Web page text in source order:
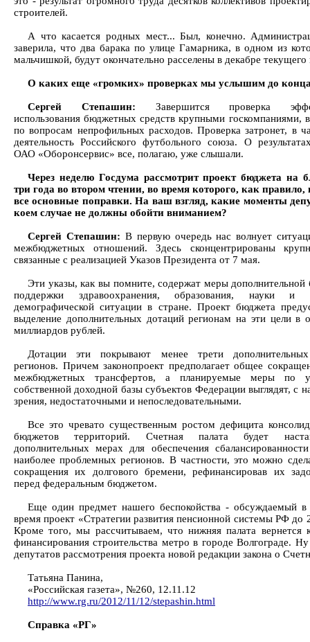
строителей.
А что касается родных мест... Был, конечно.
заверила, что два барака по улице Гамарника, в одном из
мальчишкой, будут окончательно расселены в декабре текущего
О каких еще «громких» проверках мы услышим до
Сергей Степашин: Завершится проверка
использования бюджетных средств крупными госкомпаниями,
по вопросам непрофильных расходов. Проверка затронет, в
деятельность Российского футбольного союза. О
ОАО «Оборонсервис» все, полагаю, уже слышали.
Через неделю Госдума рассмотрит проект бюджета на
три года во втором чтении, во время которого, как правило,
все основные поправки. На ваш взгляд, какие моменты
коем случае не должны обойти вниманием?
Сергей Степашин: В первую очередь нас волнует
межбюджетных отношений. Здесь сконцентрированы
связанные с реализацией Указов Президента от 7 мая.
Эти указы, как вы помните, содержат меры
поддержки здравоохранения, образования, науки и
демографической ситуации в стране. Проект бюджета
выделение дополнительных дотаций регионам на эти цели в
миллиардов рублей.
Дотации эти покрывают менее трети
регионов. Причем законопроект предполагает общее
межбюджетных трансфертов, а планируемые меры по
собственной доходной базы субъектов Федерации выглядят, с
зрения, недостаточными и непоследовательными.
Все это чревато существенным ростом дефицита
бюджетов территорий. Счетная палата будет
дополнительных мерах для обеспечения
наиболее проблемных регионов. В частности, это можно
сокращения их долгового бремени, рефинансировав их
перед федеральным бюджетом.
Еще один предмет нашего беспокойства - обсуждаемый в
время проект «Стратегии развития пенсионной системы РФ до
Кроме того, мы рассчитываем, что нижняя палата вернется
финансирования строительства метро в городе Волгограде.
депутатов рассмотрения проекта новой редакции закона о
Татьяна Панина,
«Российская газета», №260, 12.11.12
http://www.rg.ru/2012/11/12/stepashin.html
Справка «РГ»